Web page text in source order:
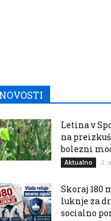
Letina v
na
bolezni
Aktualno 3.
Skoraj 180
luknje za
socialno